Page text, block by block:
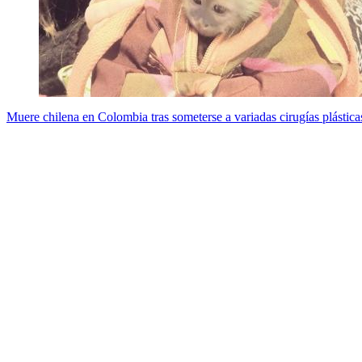
Muere chilena en Colombia tras someterse a variadas cirugías